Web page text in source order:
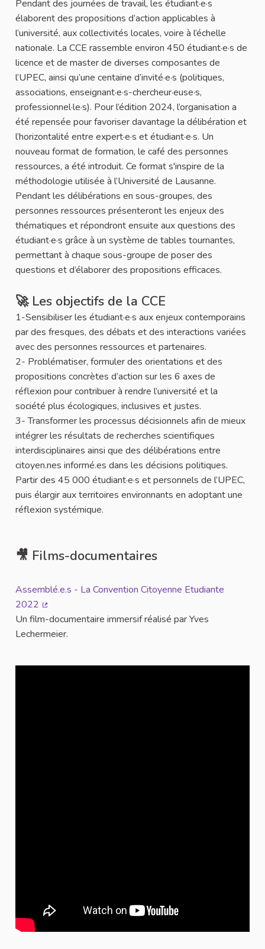
Pendant des journées de travail, les étudiant·e·s
élaborent des propositions d’action applicables à
l’université, aux collectivités locales, voire à l’échelle
nationale. La CCE rassemble environ 450 étudiant·e·s de
licence et de master de diverses composantes de
l’UPEC, ainsi qu’une centaine d’invité·e·s (politiques,
associations, enseignant·e·s-chercheur·euse·s,
professionnel·le·s). Pour l’édition 2024, l’organisation a
été repensée pour favoriser davantage la délibération et
l’horizontalité entre expert·e·s et étudiant·e·s. Un
nouveau format de formation, le café des personnes
ressources, a été introduit. Ce format s'inspire de la
méthodologie utilisée à l’Université de Lausanne.
Pendant les délibérations en sous-groupes, des
personnes ressources présenteront les enjeux des
thématiques et répondront ensuite aux questions des
étudiant·e·s grâce à un système de tables tournantes,
permettant à chaque sous-groupe de poser des
questions et d’élaborer des propositions efficaces.
🚀 Les objectifs de la CCE
1-Sensibiliser les étudiant·e·s aux enjeux contemporains
par des fresques, des débats et des interactions variées
avec des personnes ressources et partenaires.
2- Problématiser, formuler des orientations et des
propositions concrètes d’action sur les 6 axes de
réflexion pour contribuer à rendre l’université et la
société plus écologiques, inclusives et justes.
3- Transformer les processus décisionnels afin de mieux
intégrer les résultats de recherches scientifiques
interdisciplinaires ainsi que des délibérations entre
citoyen.nes informé.es dans les décisions politiques.
Partir des 45 000 étudiant·e·s et personnels de l’UPEC,
puis élargir aux territoires environnants en adoptant une
réflexion systémique.
🎥 Films-documentaires
Assemblé.e.s - La Convention Citoyenne Etudiante
2022
(Lien externe)
Un film-documentaire immersif réalisé par Yves
Lechermeier.